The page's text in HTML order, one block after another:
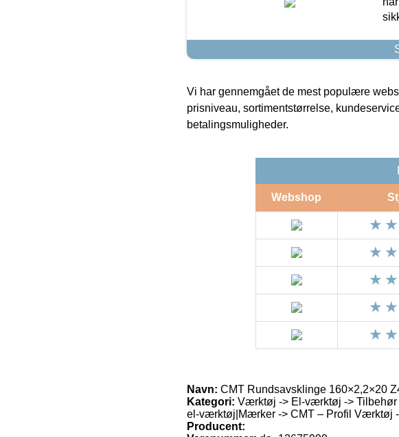
Vi har gennemgået de mest populære
prisniveau, sortimentstørrelse,
betalingsmuligheder.
Webshop
Navn: CMT Rundsavsklinge 160×2,2×20
Kategori: Værktøj -> El-værktøj ->
el-værktøj|Mærker -> CMT – Profil Værktøj
Producent: